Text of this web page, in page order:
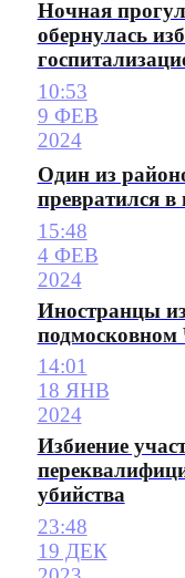
Ночная
обернулась
10:53
9 ФЕВ
2024
Один из
превратился в
15:48
4 ФЕВ
2024
Иностранцы
подмосковном
14:01
18 ЯНВ
2024
Избиение
убийства
23:48
19 ДЕК